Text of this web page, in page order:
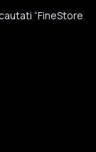
“FineStore